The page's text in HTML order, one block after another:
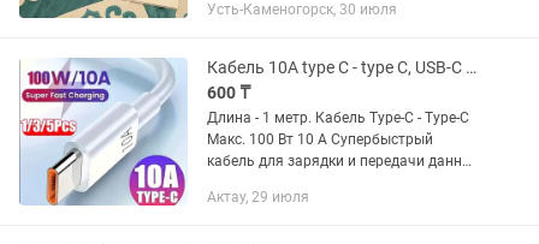
айфон хароший фотоаппарат или
Усть-Каменогорск, 30 июля
Кабель 10А type C - type C, USB-C на USB-C, длина 1м.
600 ₸
Длина - 1 метр. Кабель Type-C - Type-C
Макс. 100 Вт 10 А Супербыстрый
кабель для зарядки и передачи данных
Dual-C Type Quick Charge Кабель USB на
Актау, 29 июля